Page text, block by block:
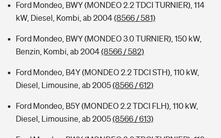
Ford Mondeo, BWY (MONDEO 2.2 TDCI TURNIER), 114
kW, Diesel, Kombi, ab 2004(8566 / 581)
Ford Mondeo, BWY (MONDEO 3.0 TURNIER), 150 kW,
Benzin, Kombi, ab 2004(8566 / 582)
Ford Mondeo, B4Y (MONDEO 2.2 TDCI STH), 110 kW,
Diesel, Limousine, ab 2005(8566 / 612)
Ford Mondeo, B5Y (MONDEO 2.2 TDCI FLH), 110 kW,
Diesel, Limousine, ab 2005(8566 / 613)